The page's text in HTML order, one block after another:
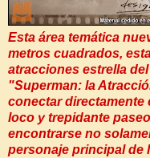
Esta área temática
metros cuadrados,
atracciones estrella
"Superman: la
conectar directamente
loco y trepidante
encontrarse no
personaje principal de